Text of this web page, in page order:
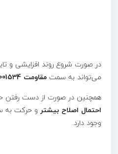
در صورت شروع روند افزایشی و
می‌تواند به سمت مقاومت 0.00001534 دلاری
همچنین در صورت از دست رفتن حمایت
احتمال اصلاح بیشتر و حرکت به
وجود دارد.